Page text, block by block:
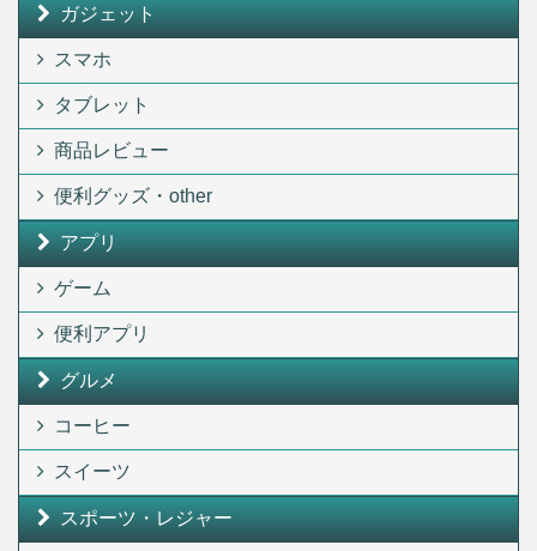
ガジェット
スマホ
タブレット
商品レビュー
便利グッズ・other
アプリ
ゲーム
便利アプリ
グルメ
コーヒー
スイーツ
スポーツ・レジャー